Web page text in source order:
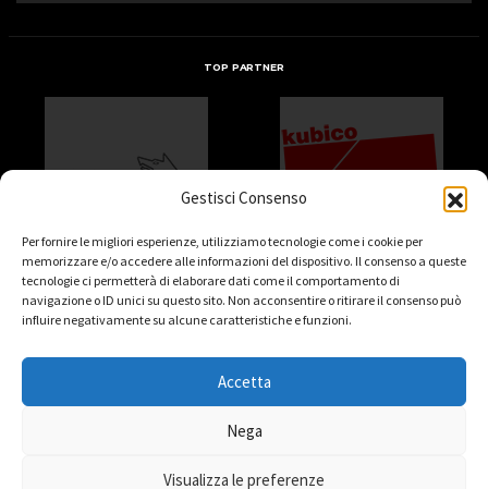
Gestisci Consenso
Per fornire le migliori esperienze, utilizziamo tecnologie come i cookie per
memorizzare e/o accedere alle informazioni del dispositivo. Il consenso a queste
tecnologie ci permetterà di elaborare dati come il comportamento di
navigazione o ID unici su questo sito. Non acconsentire o ritirare il consenso può
influire negativamente su alcune caratteristiche e funzioni.
Accetta
Nega
Visualizza le preferenze
TOP PARTNER